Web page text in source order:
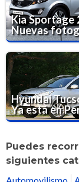
Kia Sportage
Nuevas
Hyundai
Ya está en
Puedes
siguientes